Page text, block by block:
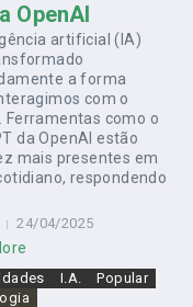
OpenAI
artificial (IA)
a forma
com o
Ferramentas como o
da OpenAI estão
mais presentes em
respondendo
24/04/2025
I.A.
Popular